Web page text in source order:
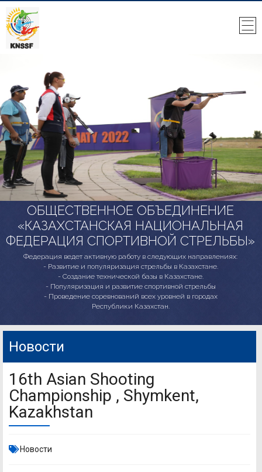
ОБЩЕСТВЕННОЕ ОБЪЕДИНЕНИЕ
«КАЗАХСТАНСКАЯ НАЦИОНАЛЬНАЯ
ФЕДЕРАЦИЯ СПОРТИВНОЙ СТРЕЛЬБЫ»
Федерация ведет активную работу в следующих направлениях:
- Развитие и популяризация стрельбы в Казахстане.
- Создание технической базы в Казахстане.
- Популяризация и развитие спортивной стрельбы
- Проведение соревнований всех уровней в городах
Республики Казахстан.
Новости
16th Asian Shooting
Championship , Shymkent,
Kazakhstan
Новости